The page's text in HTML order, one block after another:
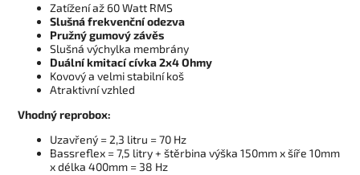
Zatížení až 60 Watt RMS
Slušná frekvenční odezva
Pružný gumový závěs
Slušná výchylka membrány
Duální kmitací cívka 2x4 Ohmy
Kovový a velmi stabilní koš
Atraktivní vzhled
Vhodný reprobox:
Uzavřený = 2,3 litru = 70 Hz
Bassreflex = 7,5 litry + štěrbina výška 150mm x šíře 10mm
x délka 400mm = 38 Hz